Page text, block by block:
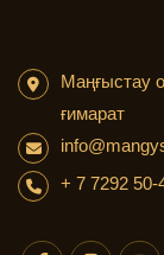
Маңғыстау
ғимарат
+ 7 7292 50-